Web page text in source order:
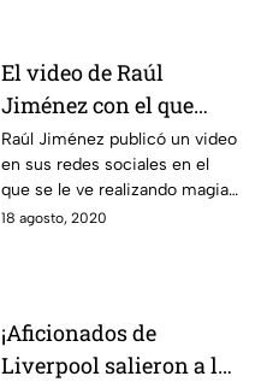
El video de Raúl
Jiménez con el que
convence a la Juventus
y Cristiano Ronaldo
Raúl Jiménez publicó un video
en sus redes sociales en el
que se le ve realizando magia y
anotando un golazo.
18 agosto, 2020
¡Aficionados de
Liverpool salieron a las